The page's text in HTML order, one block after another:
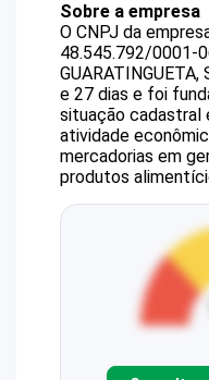
Sobre a empresa
O CNPJ da
48.545.792/0001-
e 27 dias e foi
situação cadastral
atividade
mercadorias em
produtos